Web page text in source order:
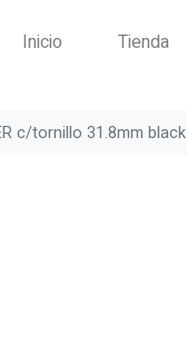
Inicio Tienda
c/tornillo 31.8mm black